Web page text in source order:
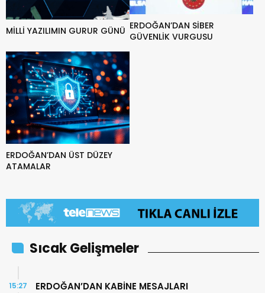
MİLLİ YAZILIMIN GURUR GÜNÜ ERDOĞAN’DAN SİBER
GÜVENLİK VURGUSU
ERDOĞAN’DAN ÜST DÜZEY
ATAMALAR
Sıcak Gelişmeler
ERDOĞAN’DAN KABİNE MESAJLARI
15:27